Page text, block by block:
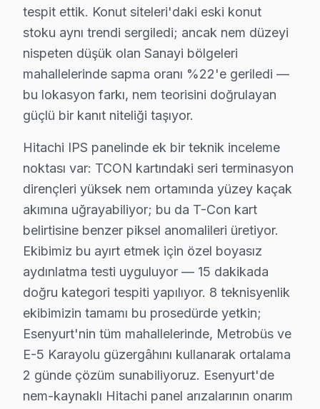
Esenyurt Diğer Marka Servisleri
· Esenyurt Sony
· Esenyurt Philips
· Esenyurt Hi-Level
· Esenyurt iFFALCON
· Esenyurt Samsung
· Esenyurt LG
· Esenyurt Panasonic
· Esenyurt Toshiba
Esenyurt'de Hitachi TV Servisi Hakkında
Esenyurt'de Hitachi ekran servis sorunuza tek
Hitachi Servis Deneyimimiz
tespit ettik. Konut siteleri'daki eski konut
stoku aynı trendi sergiledi; ancak nem düzeyi
nispeten düşük olan Sanayi bölgeleri
mahallelerinde sapma oranı %22'e geriledi —
bu lokasyon farkı, nem teorisini doğrulayan
güçlü bir kanıt niteliği taşıyor.
Hitachi IPS panelinde ek bir teknik inceleme
noktası var: TCON kartındaki seri terminasyon
dirençleri yüksek nem ortamında yüzey kaçak
akımına uğrayabiliyor; bu da T-Con kart
belirtisine benzer piksel anomalileri üretiyor.
Ekibimiz bu ayırt etmek için özel boyasız
aydınlatma testi uyguluyor — 15 dakikada
doğru kategori tespiti yapılıyor. 8 teknisyenlik
ekibimizin tamamı bu prosedürde yetkin;
Esenyurt'nin tüm mahallelerinde, Metrobüs ve
E-5 Karayolu güzergâhını kullanarak ortalama
2 günde çözüm sunabiliyoruz. Esenyurt'de
nem-kaynaklı Hitachi panel arızalarının onarım